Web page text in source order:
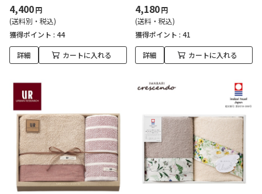
4,400円
(送料別・税込)
獲得ポイント : 44
詳細 カートに入れる
4,180円
(送料・税込)
獲得ポイント : 41
詳細 カートに入れる